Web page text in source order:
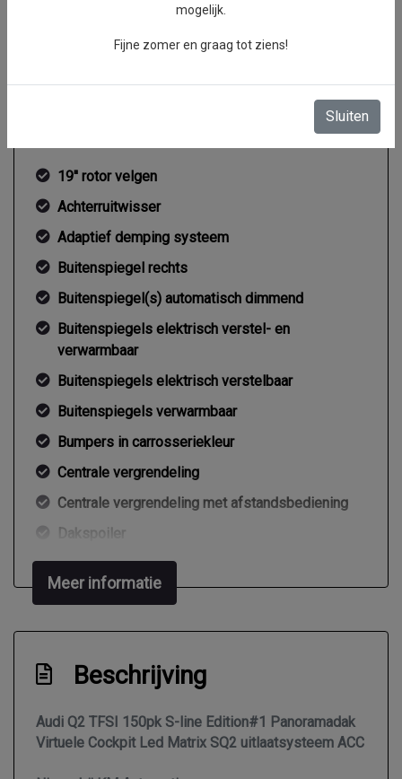
0 Nm
Gemiddeld verbruik
5.5 l/100km
19'' rotor velgen
Achterruitwisser
Adaptief demping systeem
Buitenspiegel rechts
Buitenspiegel(s) automatisch dimmend
Buitenspiegels elektrisch verstel- en
verwarmbaar
Buitenspiegels elektrisch verstelbaar
Buitenspiegels verwarmbaar
Bumpers in carrosseriekleur
Centrale vergrendeling
Centrale vergrendeling met afstandsbediening
Dakspoiler
Dimlichten automatisch
Dimlichten automatisch en regensensor
Elektrisch glazen panorama-dak
Extra getint glas achter
Glazen schuifdak
Meer informatie
Beschrijving
Audi Q2 TFSI 150pk S-line Edition#1 Panoramadak
Virtuele Cockpit Led Matrix SQ2 uitlaatsysteem ACC
mogelijk.
Fijne zomer en graag tot ziens!
Sluiten